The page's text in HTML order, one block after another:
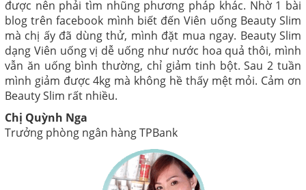
được nên phải tìm nhũng phương pháp khác. Nhờ 1 bài
blog trên facebook mình biết đến Viên uống Beauty Slim
mà chị ấy đã dùng thử, mình đặt mua ngay. Beauty Slim
dạng Viên uống vị dễ uống như nước hoa quả thôi, mình
vẫn ăn uống bình thường, chỉ giảm tinh bột. Sau 2 tuần
mình giảm được 4kg mà không hề thấy mệt mỏi. Cảm ơn
Beauty Slim rất nhiều.
Chị Quỳnh Nga
Trưởng phòng ngân hàng TPBank